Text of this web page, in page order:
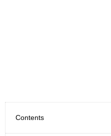
Contents